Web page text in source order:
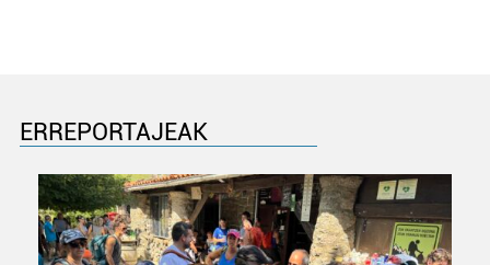
ERREPORTAJEAK